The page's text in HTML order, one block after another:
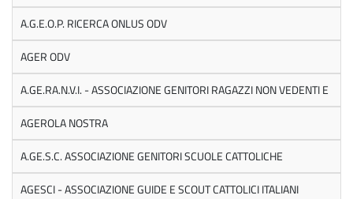
A.G.E.O.P. RICERCA ONLUS ODV
AGER ODV
A.GE.RA.N.V.I. - ASSOCIAZIONE GENITORI RAGAZZI NON VEDENTI E
AGEROLA NOSTRA
A.GE.S.C. ASSOCIAZIONE GENITORI SCUOLE CATTOLICHE
AGESCI - ASSOCIAZIONE GUIDE E SCOUT CATTOLICI ITALIANI